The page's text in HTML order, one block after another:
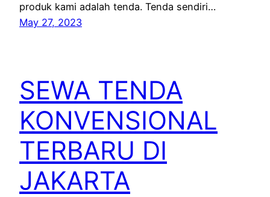
produk kami adalah tenda. Tenda sendiri…
May 27, 2023
SEWA TENDA
KONVENSIONAL
TERBARU DI
JAKARTA